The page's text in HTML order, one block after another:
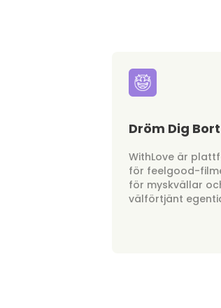
Dröm Dig Bort
WithLove är
för feelgood-
för myskvällar
välförtjänt